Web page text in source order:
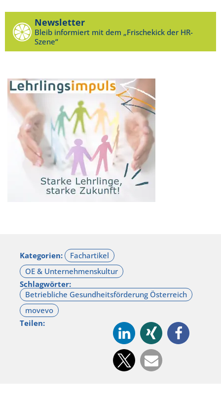
Newsletter
Bleib informiert mit dem „Frischekick der HR-
Szene“
Kategorien:
Schlagwörter:
Teilen: